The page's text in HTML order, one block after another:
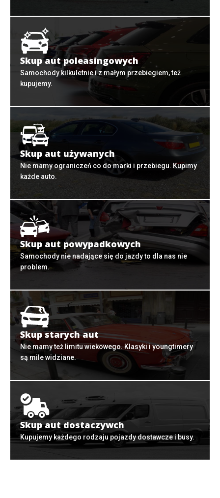
Skup aut poleasingowych
Samochody kilkuletnie i z małym przebiegiem, też
kupujemy.
Skup aut używanych
Nie mamy ograniczeń co do marki i przebiegu. Kupimy
każde auto.
Skup aut powypadkowych
Samochody nie nadające się do jazdy to dla nas nie
problem.
Skup starych aut
Nie mamy też limitu wiekowego. Klasyki i youngtimery
są mile widziane.
Skup aut dostaczywch
Kupujemy każdego rodzaju pojazdy dostawcze i busy.